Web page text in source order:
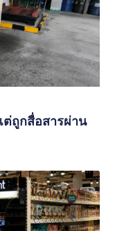
ต่ถูกสื่อสารผ่าน